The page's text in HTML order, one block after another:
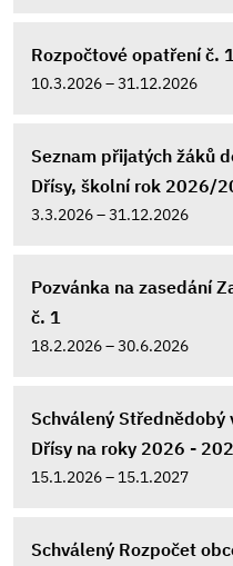
Rozpočtové opatření č.
10.3.2026 – 31.12.2026
Seznam přijatých žáků
Dřísy, školní rok 2026/
3.3.2026 – 31.12.2026
Pozvánka na zasedání
č. 1
18.2.2026 – 30.6.2026
Schválený Střednědobý
Dřísy na roky 2026 -
15.1.2026 – 15.1.2027
Schválený Rozpočet